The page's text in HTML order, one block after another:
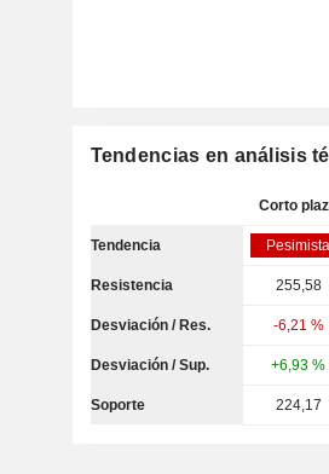
Tendencias en análisis
Corto
Tendencia Pesimista
Resistencia 255,58
Desviación / Res. -6,21 %
Desviación / Sup. +6,93 %
Soporte 224,17